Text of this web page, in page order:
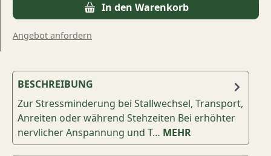
In den Warenkorb
Angebot anfordern
BESCHREIBUNG
Zur Stressminderung bei Stallwechsel, Transport,
Anreiten oder während Stehzeiten Bei erhöhter
nervlicher Anspannung und T… MEHR